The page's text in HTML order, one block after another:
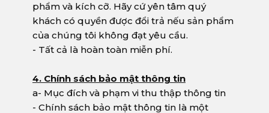
phẩm và kích cỡ. Hãy cứ yên tâm quý
khách có quyền được đổi trả nếu sản phẩm
của chúng tôi không đạt yêu cầu.
- Tất cả là hoàn toàn miễn phí.
4. Chính sách bảo mật thông tin
a- Mục đích và phạm vi thu thập thông tin
- Chính sách bảo mật thông tin là một